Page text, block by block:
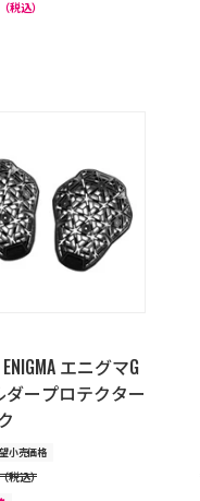
（税込）
エニグマG
ダープロテクター
小売価格
税込）